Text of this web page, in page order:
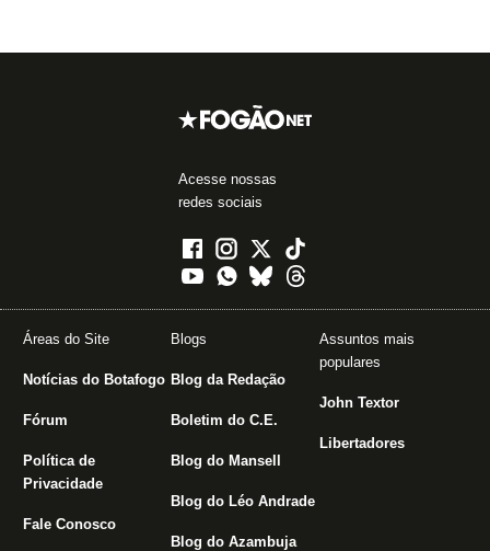
Acesse nossas
redes sociais
Áreas do Site
Notícias do Botafogo
Fórum
Política de
Privacidade
Fale Conosco
Blogs
Blog da Redação
Boletim do C.E.
Blog do Mansell
Blog do Léo Andrade
Blog do Azambuja
Assuntos mais
populares
John Textor
Libertadores